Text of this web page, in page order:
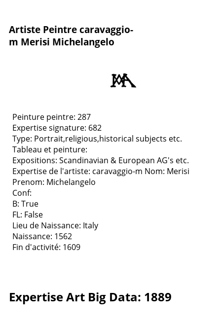
Artiste Peintre caravaggio-
m Merisi Michelangelo
Peinture peintre: 287
Expertise signature: 682
Type: Portrait,religious,historical subjects etc.
Tableau et peinture:
Expositions: Scandinavian & European AG's etc.
Expertise de l'artiste: caravaggio-m Nom: Merisi
Prenom: Michelangelo
Conf:
B: True
FL: False
Lieu de Naissance: Italy
Naissance: 1562
Fin d'activité: 1609
Expertise Art Big Data: 1889